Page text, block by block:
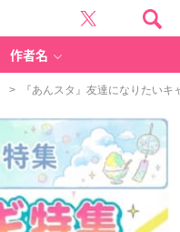
作者名
> 『あんスタ』友達になりたいキ